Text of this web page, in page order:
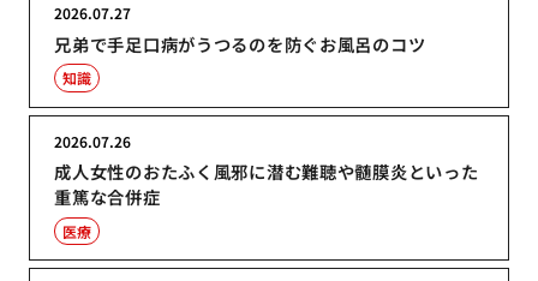
兄弟で手足口病がうつるのを防ぐお風呂のコツ
2026.07.27
知識
成人女性のおたふく風邪に潜む難聴や髄膜炎といった
重篤な合併症
2026.07.26
医療